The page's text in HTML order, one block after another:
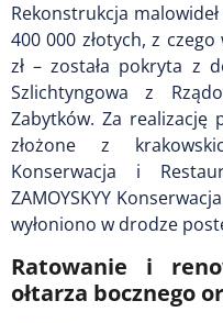
Rekonstrukcja
400 000 złotych, z
zł – została pokryta z
Szlichtyngowa z
Zabytków. Za realizację
złożone z
Konserwacja i
ZAMOYSKYY
wyłoniono w drodze
Ratowanie i
ołtarza bocznego